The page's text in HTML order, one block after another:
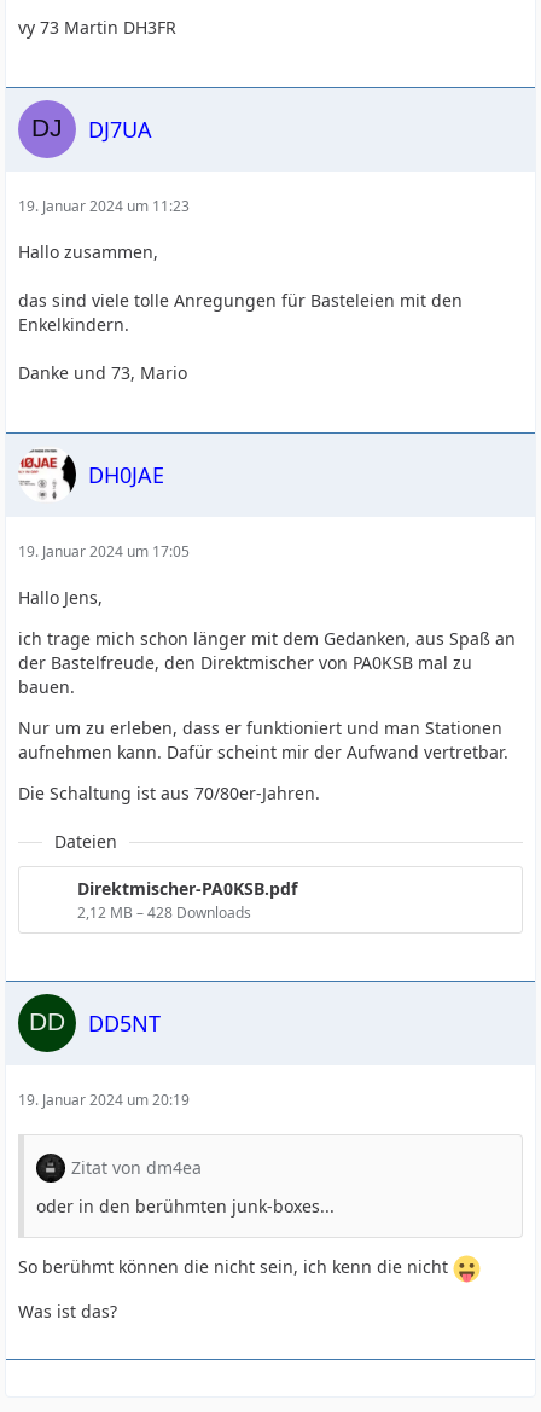
vy 73 Martin DH3FR
DJ7UA
19. Januar 2024 um 11:23
Hallo zusammen,
das sind viele tolle Anregungen für Basteleien mit den
Enkelkindern.
Danke und 73, Mario
DH0JAE
19. Januar 2024 um 17:05
Hallo Jens,
ich trage mich schon länger mit dem Gedanken, aus Spaß an
der Bastelfreude, den Direktmischer von PA0KSB mal zu
bauen.
Nur um zu erleben, dass er funktioniert und man Stationen
aufnehmen kann. Dafür scheint mir der Aufwand vertretbar.
Die Schaltung ist aus 70/80er-Jahren.
Dateien
Direktmischer-PA0KSB.pdf
2,12 MB – 428 Downloads
DD5NT
19. Januar 2024 um 20:19
Zitat von dm4ea
oder in den berühmten junk-boxes...
So berühmt können die nicht sein, ich kenn die nicht
Was ist das?